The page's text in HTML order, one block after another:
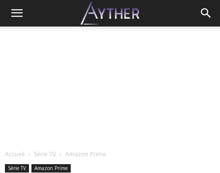
Accueil Série TV Amazon Prime
Série TV Amazon Prime